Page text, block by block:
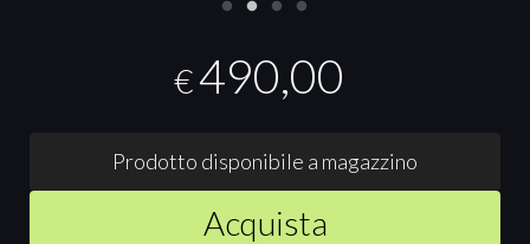
€490,00
Prodotto disponibile a magazzino
Acquista